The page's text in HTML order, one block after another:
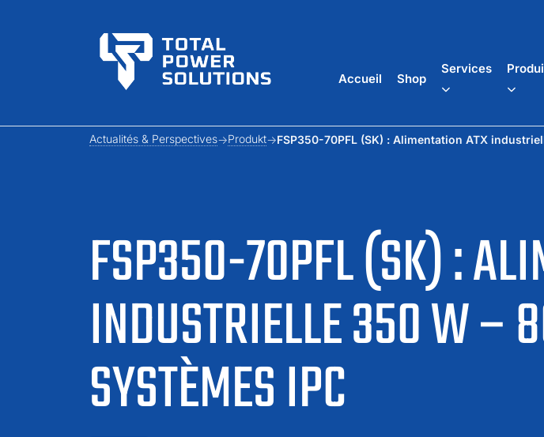
Accueil Shop
Services
FSP350-70PFL (SK) :
INDUSTRIELLE 350 W –
SYSTÈMES IPC
Actualités & Perspectives Produkt FSP350-70PFL (SK) : Alimentation ATX